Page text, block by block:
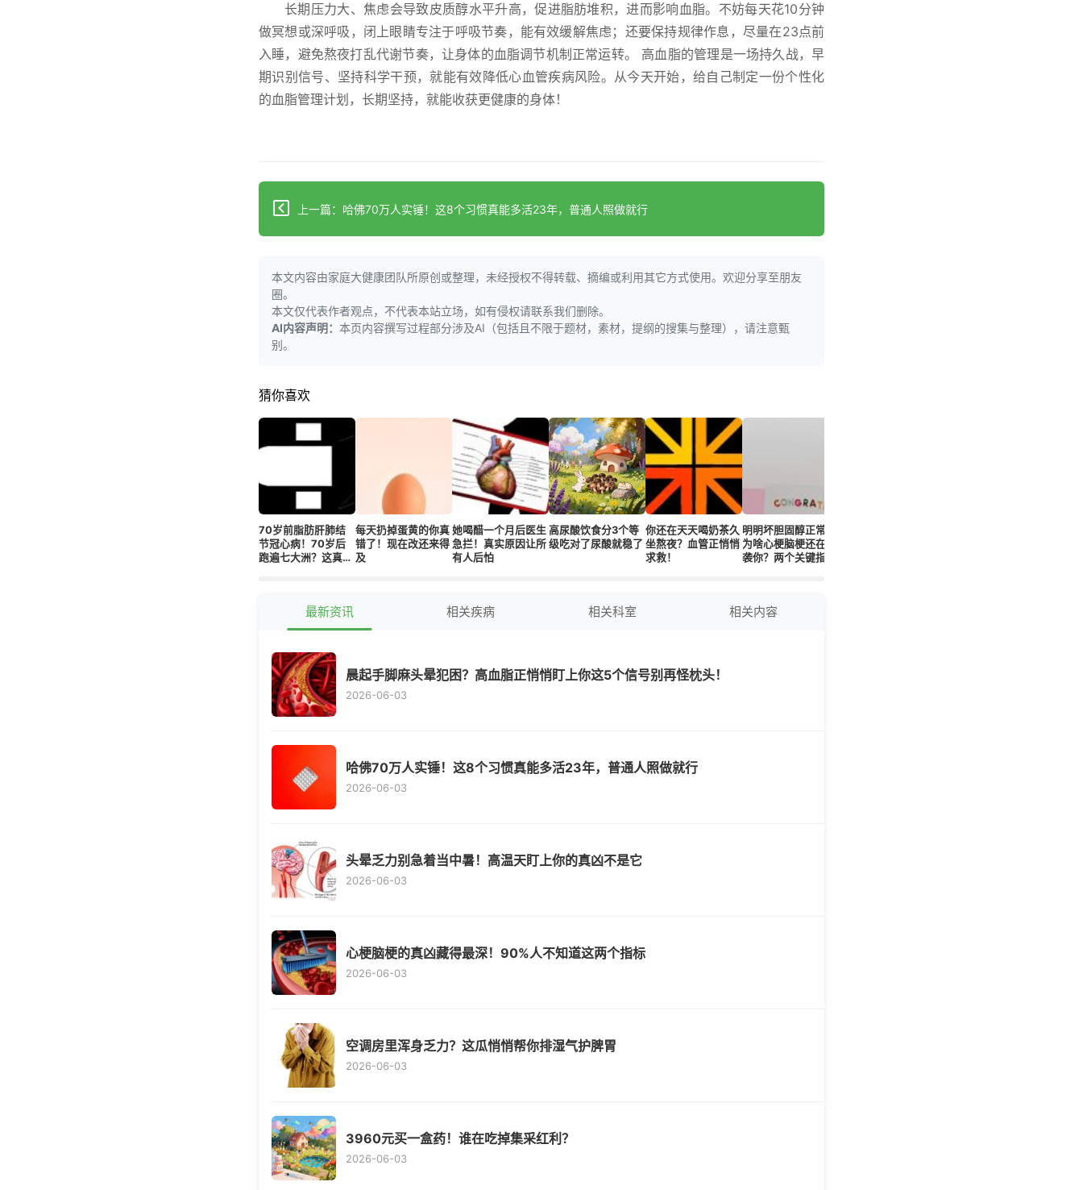
长期压力大、焦虑会导致皮质醇水平升高，促进脂肪堆积，进而影响血脂。不妨每天花10分钟
做冥想或深呼吸，闭上眼睛专注于呼吸节奏，能有效缓解焦虑；还要保持规律作息，尽量在23点前
入睡，避免熬夜打乱代谢节奏，让身体的血脂调节机制正常运转。 高血脂的管理是一场持久战，早
期识别信号、坚持科学干预，就能有效降低心血管疾病风险。从今天开始，给自己制定一份个性化
的血脂管理计划，长期坚持，就能收获更健康的身体！
上一篇：哈佛70万人实锤！这8个习惯真能多活23年，普通人照做就行
本文内容由家庭大健康团队所原创或整理，未经授权不得转载、摘编或利用其它方式使用。欢迎分享至朋友
圈。
本文仅代表作者观点，不代表本站立场，如有侵权请联系我们删除。
AI内容声明： 本页内容撰写过程部分涉及AI（包括且不限于题材，素材，提纲的搜集与整理），请注意甄
别。
猜你喜欢
70岁前脂肪肝肺结
节冠心病！70岁后
跑遍七大洲？这真不
每天扔掉蛋黄的你真
错了！现在改还来得
及
她喝醋一个月后医生
急拦！真实原因让所
有人后怕
高尿酸饮食分3个等
级吃对了尿酸就稳了
你还在天天喝奶茶久
坐熬夜？血管正悄悄
求救！
明明坏胆固醇正常！
为啥心梗脑梗还在偷
袭你？两个关键指标
最新资讯 相关疾病 相关科室 相关内容
晨起手脚麻头晕犯困？高血脂正悄悄盯上你这5个信号别再怪枕头！
2026-06-03
哈佛70万人实锤！这8个习惯真能多活23年，普通人照做就行
2026-06-03
头晕乏力别急着当中暑！高温天盯上你的真凶不是它
2026-06-03
心梗脑梗的真凶藏得最深！90%人不知道这两个指标
2026-06-03
空调房里浑身乏力？这瓜悄悄帮你排湿气护脾胃
2026-06-03
3960元买一盒药！谁在吃掉集采红利？
2026-06-03